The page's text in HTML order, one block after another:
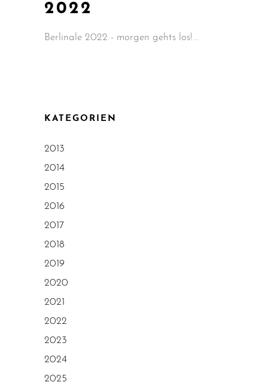
2022
Berlinale 2022 - morgen gehts los!
KATEGORIEN
2013
2014
2015
2016
2017
2018
2019
2020
2021
2022
2023
2024
2025